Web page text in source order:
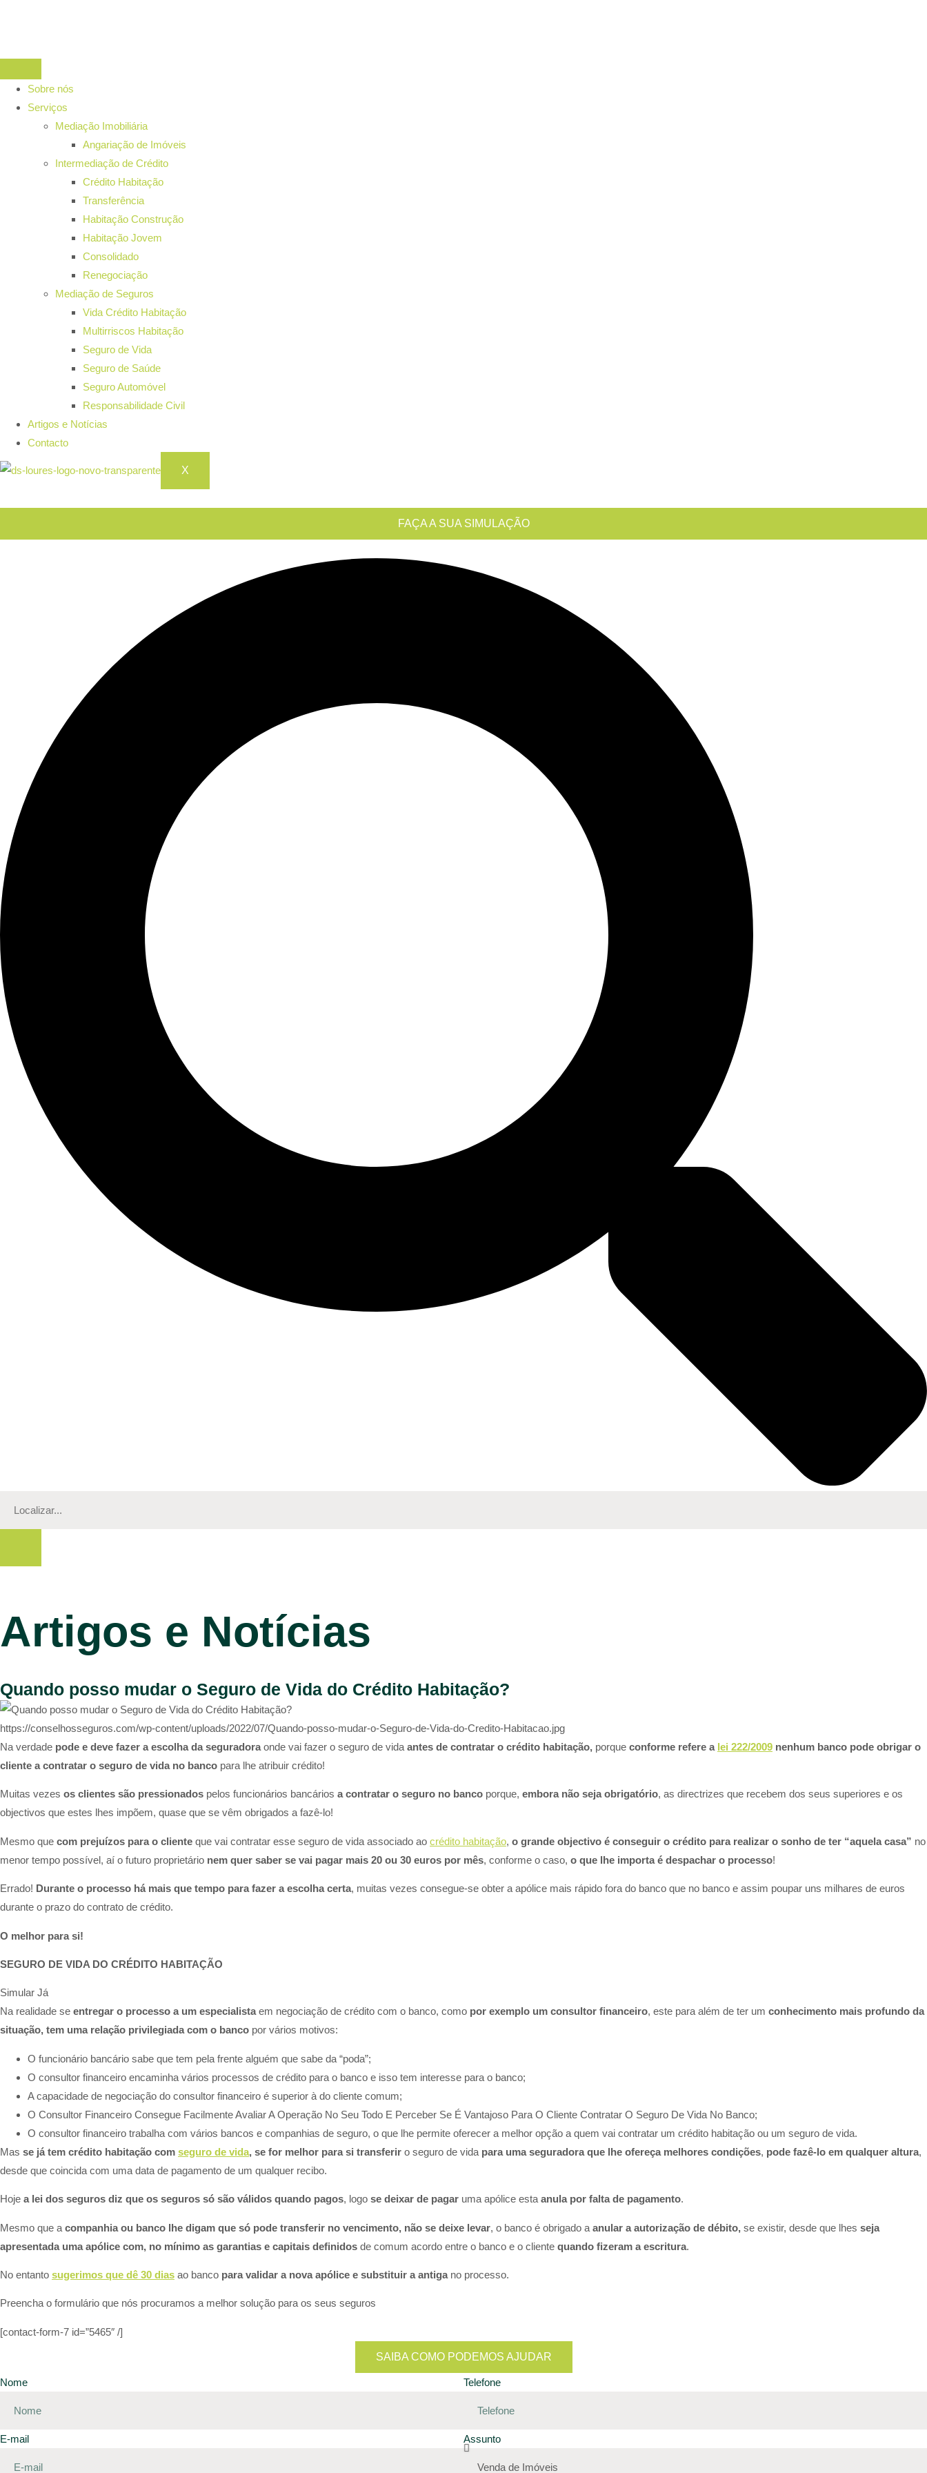
Sobre nós
Serviços
Mediação Imobiliária
Angariação de Imóveis
Intermediação de Crédito
Crédito Habitação
Transferência
Habitação Construção
Habitação Jovem
Consolidado
Renegociação
Mediação de Seguros
Vida Crédito Habitação
Multirriscos Habitação
Seguro de Vida
Seguro de Saúde
Seguro Automóvel
Responsabilidade Civil
Artigos e Notícias
Contacto
X
FAÇA A SUA SIMULAÇÃO
Artigos e Notícias
Quando posso mudar o Seguro de Vida do Crédito Habitação?
https://conselhosseguros.com/wp-content/uploads/2022/07/Quando-posso-mudar-o-Seguro-de-Vida-do-Credito-Habitacao.jpg
Na verdade pode e deve fazer a escolha da seguradoraonde vai fazer o seguro de vida antes de contratar o crédito habitação, porque conforme refere a lei 222/2009 nenhum banco pode obrigar o
cliente a contratar o seguro de vida no banco para lhe atribuir crédito!​​
Muitas vezes os clientes são pressionados pelos funcionários bancários a contratar o seguro no banco porque, embora não seja obrigatório, as directrizes que recebem dos seus superiores e os
objectivos que estes lhes impõem, quase que se vêm obrigados a fazê-lo!​
Mesmo que com prejuízos para o cliente que vai contratar esse seguro de vida associado ao crédito habitação, o grande objectivo é conseguir o crédito para realizar o sonho de ter “aquela casa” no
menor tempo possível, aí o futuro proprietário nem quer saber se vai pagar mais 20 ou 30 euros por mês, conforme o caso, o que lhe importa é despachar o processo!​
Errado! Durante o processo há mais que tempo para fazer a escolha certa, muitas vezes consegue-se obter a apólice mais rápido fora do banco que no banco e assim poupar uns milhares de euros
durante o prazo do contrato de crédito.​
O melhor para si!
SEGURO DE VIDA DO CRÉDITO HABITAÇÃO
Simular Já
Na realidade se entregar o processo a um especialistaem negociação de crédito com o banco, como por exemplo um consultor financeiro, este para além de ter um conhecimento mais profundo da
situação, tem uma relação privilegiada com o banco por vários motivos:​
O funcionário bancário sabe que tem pela frente alguém que sabe da “poda”;
O consultor financeiro encaminha vários processos de crédito para o banco e isso tem interesse para o banco;
A capacidade de negociação do consultor financeiro é superior à do cliente comum;
O Consultor Financeiro Consegue Facilmente Avaliar A Operação No Seu Todo E Perceber Se É Vantajoso Para O Cliente Contratar O Seguro De Vida No Banco;
O consultor financeiro trabalha com vários bancos e companhias de seguro, o que lhe permite oferecer a melhor opção a quem vai contratar um crédito habitação ou um seguro de vida.
Mas se já tem crédito habitação com seguro de vida, se for melhor para si transferir o seguro de vida para uma seguradora que lhe ofereça melhores condições, pode fazê-lo em qualquer altura,
desde que coincida com uma data de pagamento de um qualquer recibo.​
Hoje a lei dos seguros diz que os seguros só são válidos quando pagos, logo se deixar de pagar uma apólice esta anula por falta de pagamento.​
Mesmo que a companhia ou banco lhe digam que só pode transferir no vencimento, não se deixe levar, o banco é obrigado a anular a autorização de débito, se existir, desde que lhes seja
apresentada uma apólice com, no mínimo as garantias e capitais definidos de comum acordo entre o banco e o cliente quando fizeram a escritura.​
No entanto sugerimos que dê 30 dias ao banco para validar a nova apólice e substituir a antigano processo.​
Preencha o formulário que nós procuramos a melhor solução para os seus seguros
[contact-form-7 id=”5465″ /]
SAIBA COMO PODEMOS AJUDAR
Nome Telefone
E-mail Assunto